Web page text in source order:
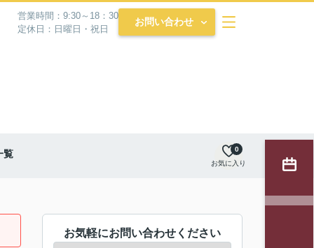
営業時間：9:30～18：30
定休日：日曜日・祝日
お問い合わせ
覧
お気に入り
0
お気軽にお問い合わせください